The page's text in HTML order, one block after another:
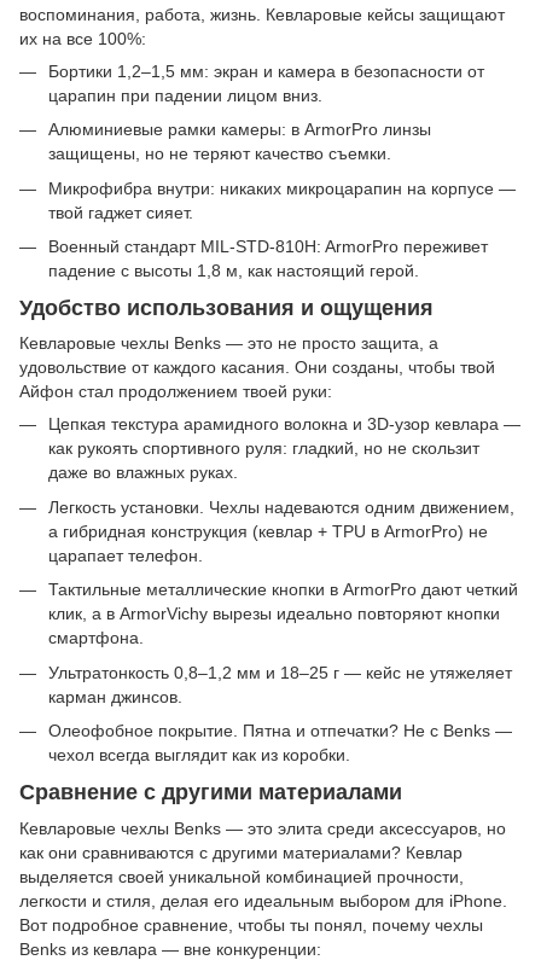
воспоминания, работа, жизнь. Кевларовые кейсы защищают
их на все 100%:
Бортики 1,2–1,5 мм: экран и камера в безопасности от
царапин при падении лицом вниз.
Алюминиевые рамки камеры: в ArmorPro линзы
защищены, но не теряют качество съемки.
Микрофибра внутри: никаких микроцарапин на корпусе —
твой гаджет сияет.
Военный стандарт MIL-STD-810H: ArmorPro переживет
падение с высоты 1,8 м, как настоящий герой.
Удобство использования и ощущения
Кевларовые чехлы Benks — это не просто защита, а
удовольствие от каждого касания. Они созданы, чтобы твой
Айфон стал продолжением твоей руки:
Цепкая текстура арамидного волокна и 3D-узор кевлара —
как рукоять спортивного руля: гладкий, но не скользит
даже во влажных руках.
Легкость установки. Чехлы надеваются одним движением,
а гибридная конструкция (кевлар + TPU в ArmorPro) не
царапает телефон.
Тактильные металлические кнопки в ArmorPro дают четкий
клик, а в ArmorVichy вырезы идеально повторяют кнопки
смартфона.
Ультратонкость 0,8–1,2 мм и 18–25 г — кейс не утяжеляет
карман джинсов.
Олеофобное покрытие. Пятна и отпечатки? Не с Benks —
чехол всегда выглядит как из коробки.
Сравнение с другими материалами
Кевларовые чехлы Benks — это элита среди аксессуаров, но
как они сравниваются с другими материалами? Кевлар
выделяется своей уникальной комбинацией прочности,
легкости и стиля, делая его идеальным выбором для iPhone.
Вот подробное сравнение, чтобы ты понял, почему чехлы
Benks из кевлара — вне конкуренции: